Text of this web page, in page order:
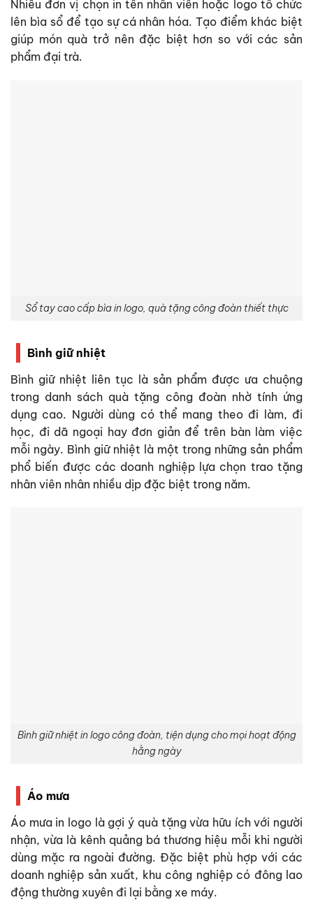
Nhiều đơn vị chọn in tên nhân viên hoặc logo tổ chức
lên bìa sổ để tạo sự cá nhân hóa. Tạo điểm khác biệt
giúp món quà trở nên đặc biệt hơn so với các sản
phẩm đại trà.
Sổ tay cao cấp bìa in logo, quà tặng công đoàn thiết thực
Bình giữ nhiệt
Bình giữ nhiệt liên tục là sản phẩm được ưa chuộng
trong danh sách quà tặng công đoàn nhờ tính ứng
dụng cao. Người dùng có thể mang theo đi làm, đi
học, đi dã ngoại hay đơn giản để trên bàn làm việc
mỗi ngày. Bình giữ nhiệt là một trong những sản phẩm
phổ biến được các doanh nghiệp lựa chọn trao tặng
nhân viên nhân nhiều dịp đặc biệt trong năm.
Bình giữ nhiệt in logo công đoàn, tiện dụng cho mọi hoạt động
hằng ngày
Áo mưa
Áo mưa in logo là gợi ý quà tặng vừa hữu ích với người
nhận, vừa là kênh quảng bá thương hiệu mỗi khi người
dùng mặc ra ngoài đường. Đặc biệt phù hợp với các
doanh nghiệp sản xuất, khu công nghiệp có đông lao
động thường xuyên đi lại bằng xe máy.